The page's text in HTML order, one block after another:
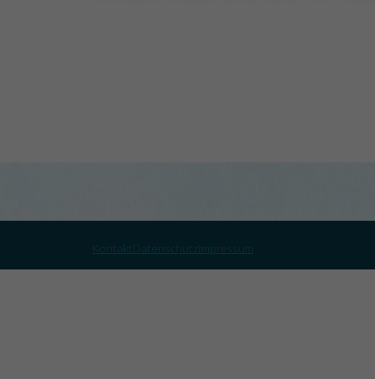
Kontakt DatenschutzImpressum